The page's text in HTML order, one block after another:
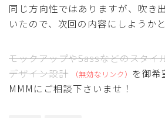
同じ方向性ではありますが、吹き
いたので、次回の内容にしようかと
モックアップやSassなどのスタイ
デザイン設計
を御
MMMにご相談下さいませ！